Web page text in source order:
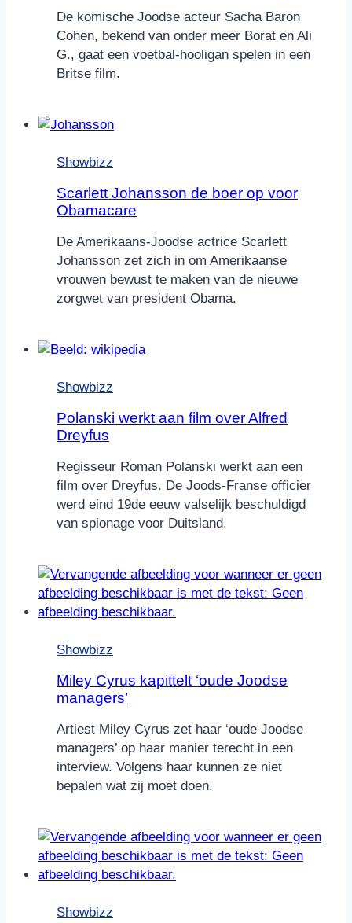
De komische Joodse acteur Sacha Baron
Cohen, bekend van onder meer Borat en Ali
G., gaat een voetbal-hooligan spelen in een
Britse film.
Showbizz
Scarlett Johansson de boer op voor
Obamacare
De Amerikaans-Joodse actrice Scarlett
Johansson zet zich in om Amerikaanse
vrouwen bewust te maken van de nieuwe
zorgwet van president Obama.
Showbizz
Polanski werkt aan film over Alfred
Dreyfus
Regisseur Roman Polanski werkt aan een
film over Dreyfus. De Joods-Franse officier
werd eind 19de eeuw valselijk beschuldigd
van spionage voor Duitsland.
Showbizz
Miley Cyrus kapittelt ‘oude Joodse
managers’
Artiest Miley Cyrus zet haar ‘oude Joodse
managers’ op haar manier terecht in een
interview. Volgens haar kunnen ze niet
bepalen wat zij moet doen.
Showbizz